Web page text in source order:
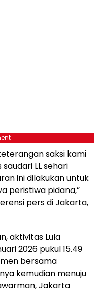
saksi kami
LL sehari
ini dilakukan untuk
peristiwa pidana,”
pers di Jakarta,
aktivitas Lula
2026 pukul 15.49
bersama
kemudian menuju
Jakarta